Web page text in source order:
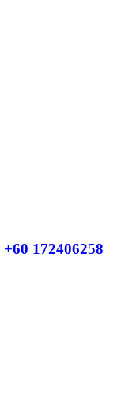
+60 172406258